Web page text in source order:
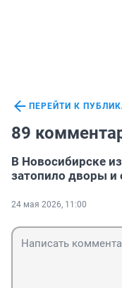
ПЕРЕЙТИ К
89
В Новосибирске
затопило дворы и
24 мая 2026, 11:00